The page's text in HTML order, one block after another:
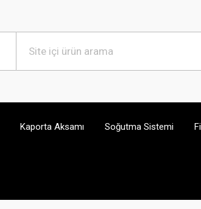
Kaporta Aksamı Soğutma Sistemi